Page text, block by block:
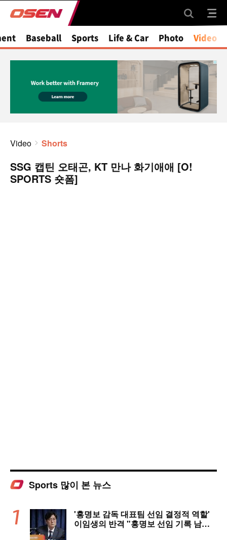
Baseball Sports Life & Car Photo Video
Video Shorts
SSG 캡틴 오태곤, KT 만나 화기애애 [O!
SPORTS 숏폼]
Sports 많이 본 뉴스
'홍명보 감독 대표팀 선임 결정적 역할'
이임생의 반격 "홍명보 선임 기록 남아